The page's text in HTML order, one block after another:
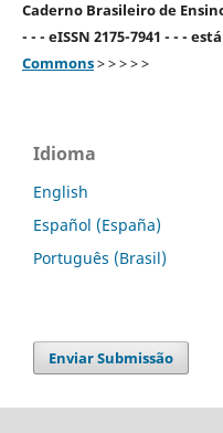
Caderno Brasileiro de
- - - eISSN 2175-7941 - - -
Commons> > > > >
Idioma
English
Español (España)
Português (Brasil)
Enviar Submissão